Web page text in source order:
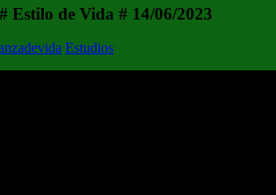
Estilo de Vida # 14/06/2023
Estudios